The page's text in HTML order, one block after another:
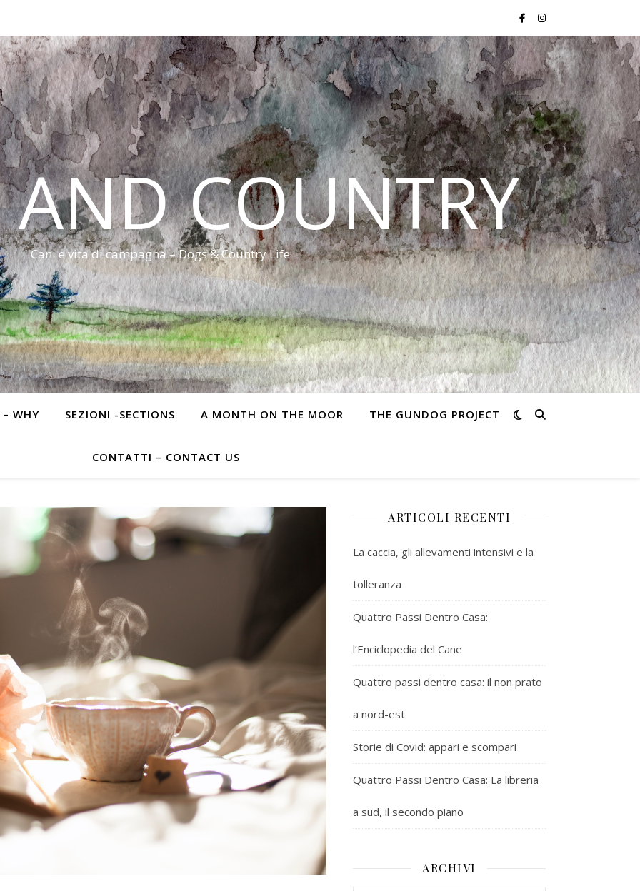
COUNTRY
Cani e vita di campagna – Dogs & Country Life
– WHY SEZIONI -SECTIONS A MONTH ON THE MOOR THE GUNDOG PROJECT
CONTATTI – CONTACT US
ARTICOLI RECENTI
La caccia, gli allevamenti intensivi e la
tolleranza
Quattro Passi Dentro Casa:
l’Enciclopedia del Cane
Quattro passi dentro casa: il non prato
a nord-est
Storie di Covid: appari e scompari
Quattro Passi Dentro Casa: La libreria
a sud, il secondo piano
ARCHIVI